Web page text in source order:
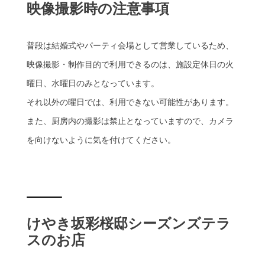
映像撮影時の注意事項
普段は結婚式やパーティ会場として営業しているため、
映像撮影・制作目的で利用できるのは、施設定休日の火
曜日、水曜日のみとなっています。
それ以外の曜日では、利用できない可能性があります。
また、厨房内の撮影は禁止となっていますので、カメラ
を向けないように気を付けてください。
けやき坂彩桜邸シーズンズテラ
スのお店